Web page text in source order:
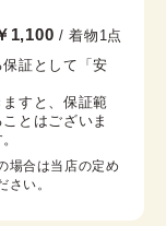
香林坊
1,100 / 着物1点
証として「安
ますと、保証範
とはございま
場合は当店の定め
い。